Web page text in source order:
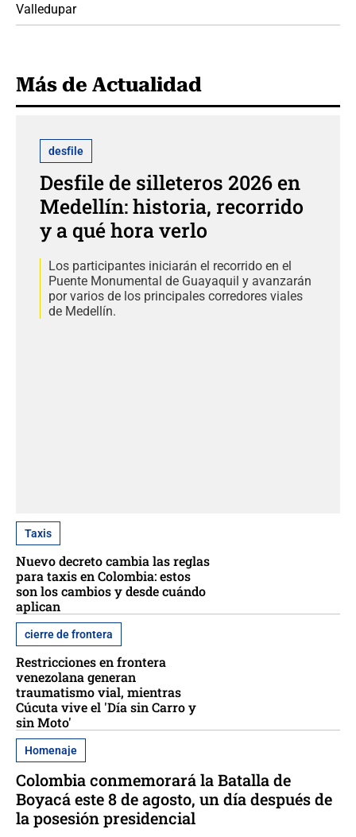
Valledupar
Más de Actualidad
desfile
Desfile de silleteros 2026 en
Medellín: historia, recorrido
y a qué hora verlo
Los participantes iniciarán el recorrido en el
Puente Monumental de Guayaquil y avanzarán
por varios de los principales corredores viales
de Medellín.
Taxis
Nuevo decreto cambia las reglas
para taxis en Colombia: estos
son los cambios y desde cuándo
aplican
cierre de frontera
Restricciones en frontera
venezolana generan
traumatismo vial, mientras
Cúcuta vive el 'Día sin Carro y
sin Moto'
Homenaje
Colombia conmemorará la Batalla de
Boyacá este 8 de agosto, un día después de
la posesión presidencial